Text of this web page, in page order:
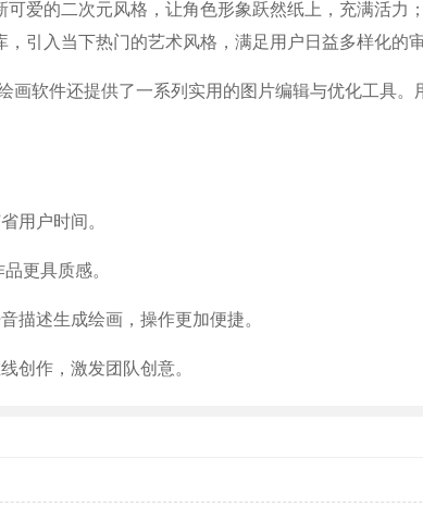
爱的二次元风格，让角色形象跃然纸上，充满活
引入当下热门的艺术风格，满足用户日益多样化的审
软件还提供了一系列实用的图片编辑与优化工具。
用户时间。
更具质感。
描述生成绘画，操作更加便捷。
创作，激发团队创意。